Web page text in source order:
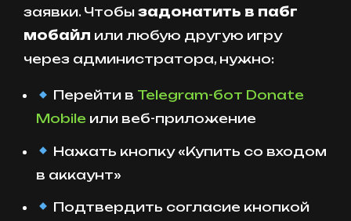
заявки. Чтобы задонатить в пабг
мобайл или любую другую игру
через администратора, нужно:
Перейти в Telegram-бот Donate
Mobile или веб-приложение
Нажать кнопку «Купить со входом
в аккаунт»
Подтвердить согласие кнопкой